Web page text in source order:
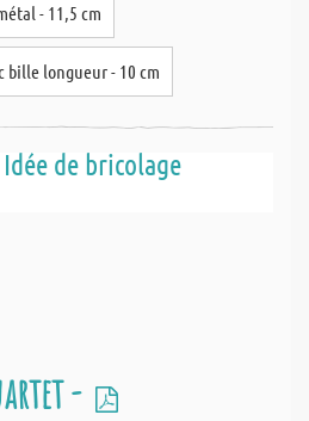
- 11,5 cm
longueur - 10 cm
Idée de bricolage
-